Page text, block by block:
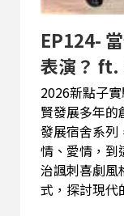
EP124-
表演？ ft.
2026新點子
賢發展多年的
發展宿舍系列
情、愛情，到
治諷刺喜劇風
式，探討現代的